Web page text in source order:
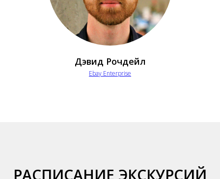
Дэвид Рочдейл
Ebay Enterprise
РАСПИСАНИЕ ЭКСКУРСИЙ